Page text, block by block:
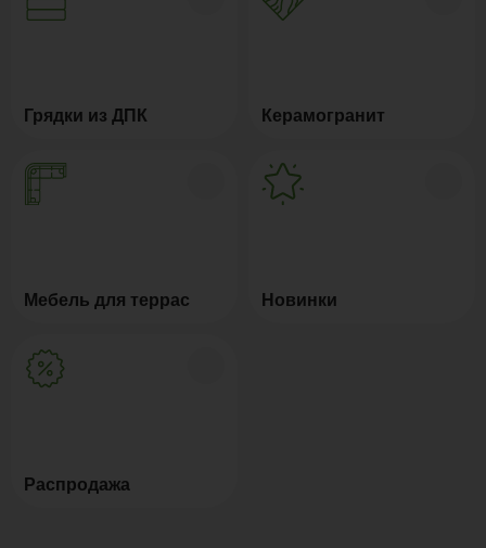
Грядки из ДПК Керамогранит
Мебель для террас Новинки
Распродажа